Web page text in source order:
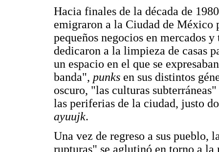
Hacia finales de la década de
emigraron a la Ciudad de México
pequeños negocios en mercados
dedicaron a la limpieza de casas
un espacio en el que se
banda", punks en sus distintos
oscuro, "las culturas
las periferias de la ciudad, justo
ayuujk.
Una vez de regreso a sus pueblo,
rupturas" se aglutinó en torno a